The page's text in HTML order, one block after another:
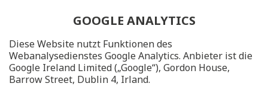
GOOGLE ANALYTICS
Diese Website nutzt Funktionen des
Webanalysedienstes Google Analytics. Anbieter ist die
Google Ireland Limited („Google“), Gordon House,
Barrow Street, Dublin 4, Irland.